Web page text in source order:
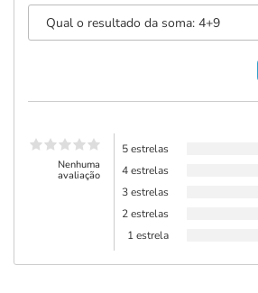
Nenhuma
avaliação
5 estrelas
4 estrelas
3 estrelas
2 estrelas
1 estrela